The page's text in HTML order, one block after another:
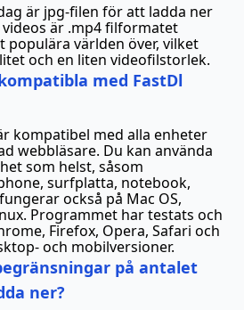
är jpg-filen för att ladda ner
är .mp4 filformatet
världen över, vilket
och en liten videofilstorlek.
med FastDl
kompatibel med alla enheter
webbläsare. Du kan använda
som helst, såsom
surfplatta, notebook,
också på Mac OS,
Programmet har testats och
Firefox, Opera, Safari och
och mobilversioner.
på antalet
ner?